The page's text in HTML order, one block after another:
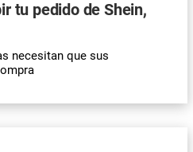
tu pedido de Shein,
necesitan que sus